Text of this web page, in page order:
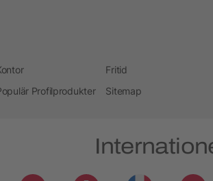
Fritid
Profilprodukter Sitemap